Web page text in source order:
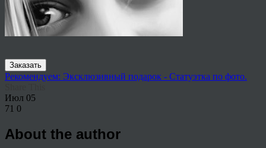
Заказать
Рекомендуем: Эксклюзивный подарок - Статуэтка по фото.
Июл 05
71 0
About the author